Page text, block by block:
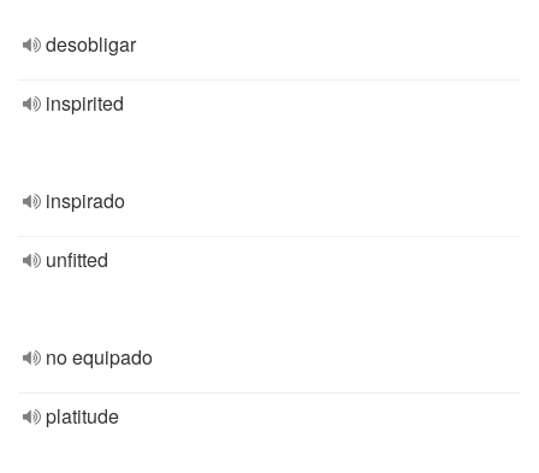
desobligar
inspirited
inspirado
unfitted
no equipado
platitude